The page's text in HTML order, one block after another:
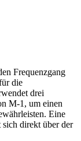
Frequenzgang
die
drei
M-1, um einen
Eine
sich direkt über der